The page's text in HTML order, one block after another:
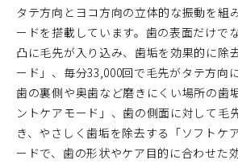
タテ方向とヨコ方向の立体的な振動を組
ードを搭載しています。歯の表面だけで
凸に毛先が入り込み、歯垢を効果的に除
ード」、毎分33,000回で毛先がタテ方向
歯の裏側や奥歯など磨きにくい場所の歯
ントケアモード」、歯の側面に対して毛
き、やさしく歯垢を除去する「ソフトケ
ードで、歯の形状やケア目的に合わせた